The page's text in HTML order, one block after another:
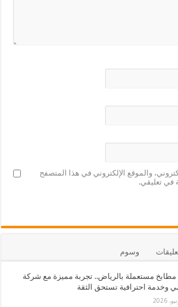
والموقع الإلكتروني في هذا المتصفح
في تعليقي.
وسوم
مستعملة بالرياض.. تجربة مميزة مع شركة
وخدمة احترافية تستحق الثقة